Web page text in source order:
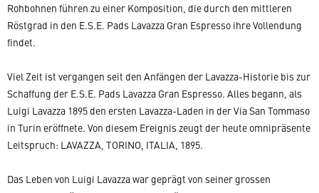
Rohbohnen führen zu einer Komposition, die durch den mittleren
Röstgrad in den E.S.E. Pads Lavazza Gran Espresso ihre Vollendung
findet.
Viel Zeit ist vergangen seit den Anfängen der Lavazza-Historie bis zur
Schaffung der E.S.E. Pads Lavazza Gran Espresso. Alles begann, als
Luigi Lavazza 1895 den ersten Lavazza-Laden in der Via San Tommaso
in Turin eröffnete. Von diesem Ereignis zeugt der heute omnipräsente
Leitspruch: LAVAZZA, TORINO, ITALIA, 1895.
Das Leben von Luigi Lavazza war geprägt von seiner grossen